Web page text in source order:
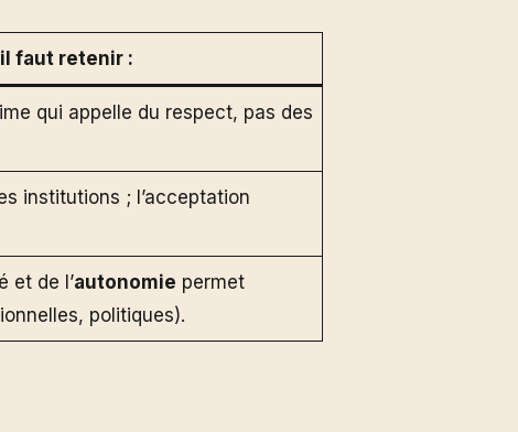
faut retenir :
qui appelle du respect, pas des
institutions ; l’acceptation
et de l’autonomie permet
politiques).